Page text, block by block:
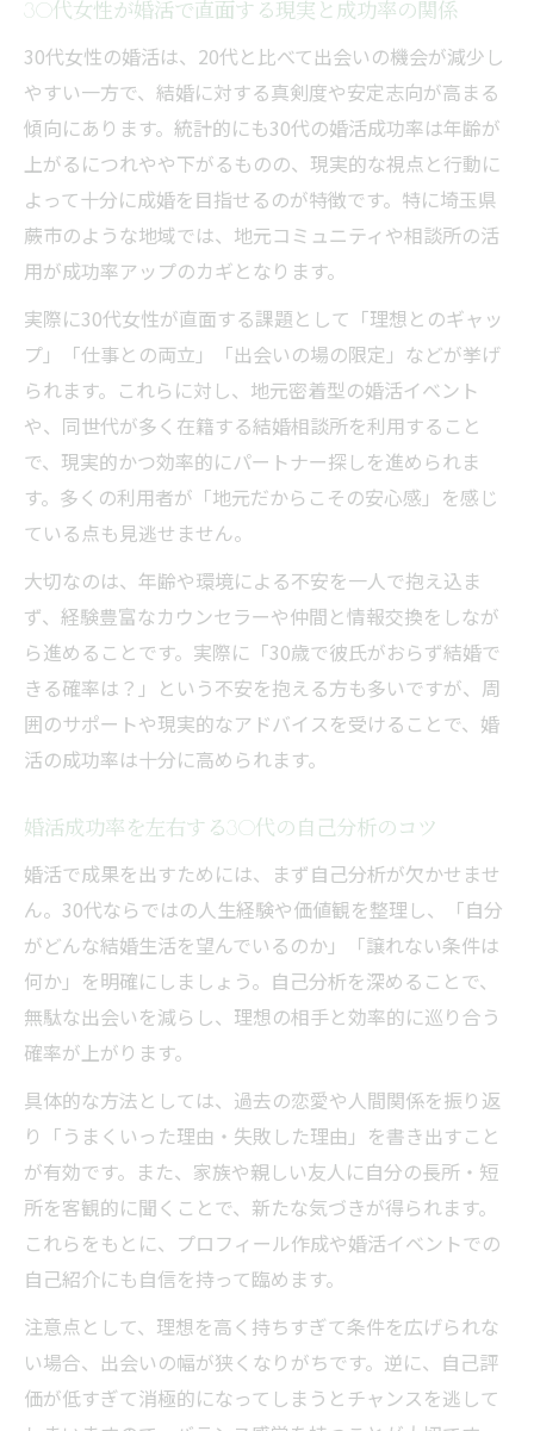
30代婚活で地元ネットワークが生む成功率
新たな出会いが30代婚活の成功率を後押し
真剣交際から成婚に至るポイントを解説
真剣交際で30代婚活の成功率を高める秘訣
成婚率アップに必要な30代婚活の見極めポ
イント
30代婚活の成功率を左右する交際中の注意
点
成婚までの道のりと30代婚活成功率の関係
30代婚活で成婚率を上げるための心構え
価値観重視で選ぶ婚活成功への近道
価値観重視が30代婚活成功率を高める理由
30代婚活で大切にしたい価値観の見つけ方
婚活成功率を上げるための価値観共有のコ
30代婚活で価値観マッチが成婚率に与える
影響
価値観の合う相手探しが30代婚活成功率の
鍵
30代女性が婚活で直面する現実と成功率の関係
30代女性の婚活は、20代と比べて出会いの機会が減少し
やすい一方で、結婚に対する真剣度や安定志向が高まる
傾向にあります。統計的にも30代の婚活成功率は年齢が
上がるにつれやや下がるものの、現実的な視点と行動に
よって十分に成婚を目指せるのが特徴です。特に埼玉県
蕨市のような地域では、地元コミュニティや相談所の活
用が成功率アップのカギとなります。
実際に30代女性が直面する課題として「理想とのギャッ
プ」「仕事との両立」「出会いの場の限定」などが挙げ
られます。これらに対し、地元密着型の婚活イベント
や、同世代が多く在籍する結婚相談所を利用すること
で、現実的かつ効率的にパートナー探しを進められま
す。多くの利用者が「地元だからこその安心感」を感じ
ている点も見逃せません。
大切なのは、年齢や環境による不安を一人で抱え込ま
ず、経験豊富なカウンセラーや仲間と情報交換をしなが
ら進めることです。実際に「30歳で彼氏がおらず結婚で
きる確率は？」という不安を抱える方も多いですが、周
囲のサポートや現実的なアドバイスを受けることで、婚
活の成功率は十分に高められます。
婚活成功率を左右する30代の自己分析のコツ
婚活で成果を出すためには、まず自己分析が欠かせませ
ん。30代ならではの人生経験や価値観を整理し、「自分
がどんな結婚生活を望んでいるのか」「譲れない条件は
何か」を明確にしましょう。自己分析を深めることで、
無駄な出会いを減らし、理想の相手と効率的に巡り合う
確率が上がります。
具体的な方法としては、過去の恋愛や人間関係を振り返
り「うまくいった理由・失敗した理由」を書き出すこと
が有効です。また、家族や親しい友人に自分の長所・短
所を客観的に聞くことで、新たな気づきが得られます。
これらをもとに、プロフィール作成や婚活イベントでの
自己紹介にも自信を持って臨めます。
注意点として、理想を高く持ちすぎて条件を広げられな
い場合、出会いの幅が狭くなりがちです。逆に、自己評
価が低すぎて消極的になってしまうとチャンスを逃して